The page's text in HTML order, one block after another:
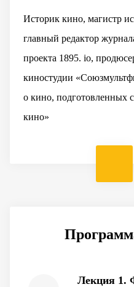
Историк кино, магистр
главный редактор
проекта 1895. io,
киностудии
о кино, подготовленных
кино»
Лекция 1.